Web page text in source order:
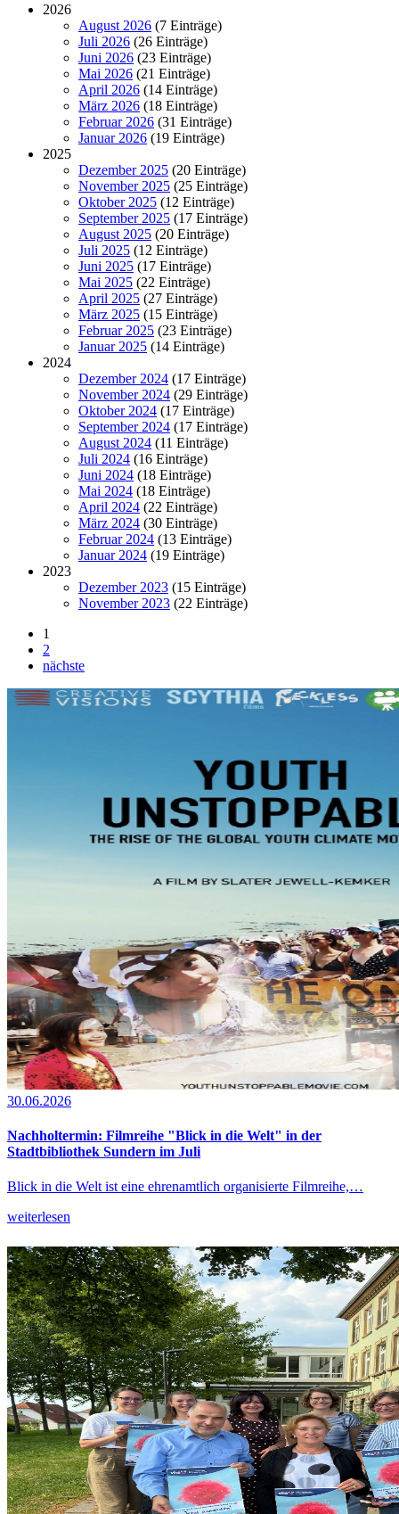
2026
August 2026 (7 Einträge)
Juli 2026 (26 Einträge)
Juni 2026 (23 Einträge)
Mai 2026 (21 Einträge)
April 2026 (14 Einträge)
März 2026 (18 Einträge)
Februar 2026 (31 Einträge)
Januar 2026 (19 Einträge)
2025
Dezember 2025 (20 Einträge)
November 2025 (25 Einträge)
Oktober 2025 (12 Einträge)
September 2025 (17 Einträge)
August 2025 (20 Einträge)
Juli 2025 (12 Einträge)
Juni 2025 (17 Einträge)
Mai 2025 (22 Einträge)
April 2025 (27 Einträge)
März 2025 (15 Einträge)
Februar 2025 (23 Einträge)
Januar 2025 (14 Einträge)
2024
Dezember 2024 (17 Einträge)
November 2024 (29 Einträge)
Oktober 2024 (17 Einträge)
September 2024 (17 Einträge)
August 2024 (11 Einträge)
Juli 2024 (16 Einträge)
Juni 2024 (18 Einträge)
Mai 2024 (18 Einträge)
April 2024 (22 Einträge)
März 2024 (30 Einträge)
Februar 2024 (13 Einträge)
Januar 2024 (19 Einträge)
2023
Dezember 2023 (15 Einträge)
November 2023 (22 Einträge)
1
2
nächste
30.06.2026
Nachholtermin: Filmreihe "Blick in die Welt" in der
Stadtbibliothek Sundern im Juli
Blick in die Welt ist eine ehrenamtlich organisierte Filmreihe,…
weiterlesen